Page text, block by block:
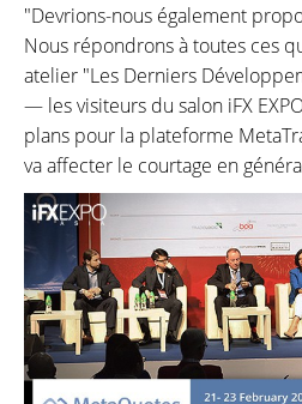
"Devrions-nous également
Nous répondrons à toutes ces
atelier "Les Derniers
— les visiteurs du salon iFX
plans pour la plateforme
va affecter le courtage en